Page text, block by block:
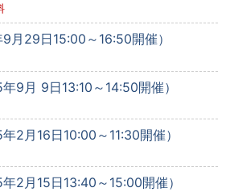
月29日15:00～16:50開催）
9月 9日13:10～14:50開催）
2月16日10:00～11:30開催）
2月15日13:40～15:00開催）